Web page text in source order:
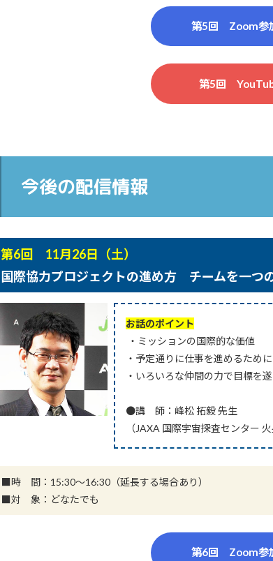
第5回 Zoom参
第5回
今後の配信情報
第6回 11月26日（土）
国際協力プロジェクトの進め方 チームを一つ
お話のポイント
・ミッションの国際的な価値
・予定通りに仕事を進めるために
・いろいろな仲間の力で目標を
●講 師：峰松 拓毅 先生
（JAXA 国際宇宙探査センター
■時 間：15:30～16:30（延長する場合あり）
■対 象：どなたでも
第6回 Zoom参